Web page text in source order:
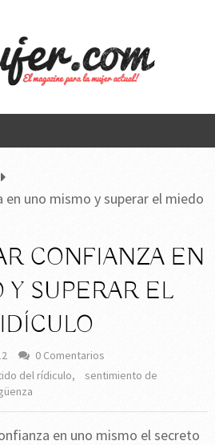
en uno mismo y superar el miedo
CONFIANZA EN
SUPERAR EL
0 Comentarios
del rídiculo,
sentimiento de
en uno mismo el secreto